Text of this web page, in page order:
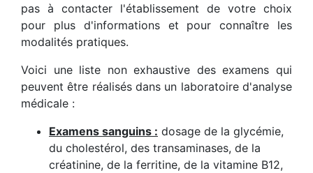
pas à contacter l'établissement de votre choix
pour plus d'informations et pour connaître les
modalités pratiques.
Voici une liste non exhaustive des examens qui
peuvent être réalisés dans un laboratoire d'analyse
médicale :
Examens sanguins : dosage de la glycémie,
du cholestérol, des transaminases, de la
créatinine, de la ferritine, de la vitamine B12,